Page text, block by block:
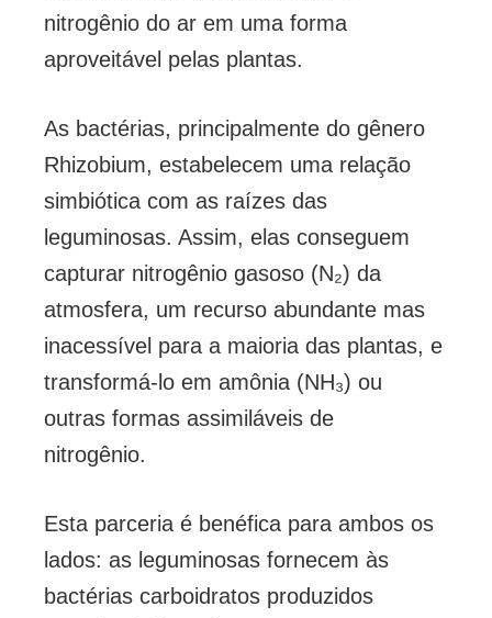
nitrogênio do ar em uma forma
aproveitável pelas plantas.
As bactérias, principalmente do gênero
Rhizobium, estabelecem uma relação
simbiótica com as raízes das
leguminosas. Assim, elas conseguem
capturar nitrogênio gasoso (N₂) da
atmosfera, um recurso abundante mas
inacessível para a maioria das plantas, e
transformá-lo em amônia (NH₃) ou
outras formas assimiláveis de
nitrogênio.
Esta parceria é benéfica para ambos os
lados: as leguminosas fornecem às
bactérias carboidratos produzidos